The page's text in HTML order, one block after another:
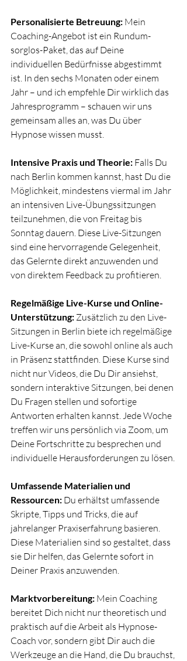
Personalisierte Betreuung: Mein
Coaching-Angebot ist ein Rundum-
sorglos-Paket, das auf Deine
individuellen Bedürfnisse abgestimmt
ist. In den sechs Monaten oder einem
Jahr – und ich empfehle Dir wirklich das
Jahresprogramm – schauen wir uns
gemeinsam alles an, was Du über
Hypnose wissen musst.
Intensive Praxis und Theorie: Falls Du
nach Berlin kommen kannst, hast Du die
Möglichkeit, mindestens viermal im Jahr
an intensiven Live-Übungssitzungen
teilzunehmen, die von Freitag bis
Sonntag dauern. Diese Live-Sitzungen
sind eine hervorragende Gelegenheit,
das Gelernte direkt anzuwenden und
von direktem Feedback zu profitieren.
Regelmäßige Live-Kurse und Online-
Unterstützung: Zusätzlich zu den Live-
Sitzungen in Berlin biete ich regelmäßige
Live-Kurse an, die sowohl online als auch
in Präsenz stattfinden. Diese Kurse sind
nicht nur Videos, die Du Dir ansiehst,
sondern interaktive Sitzungen, bei denen
Du Fragen stellen und sofortige
Antworten erhalten kannst. Jede Woche
treffen wir uns persönlich via Zoom, um
Deine Fortschritte zu besprechen und
individuelle Herausforderungen zu lösen.
Umfassende Materialien und
Ressourcen: Du erhältst umfassende
Skripte, Tipps und Tricks, die auf
jahrelanger Praxiserfahrung basieren.
Diese Materialien sind so gestaltet, dass
sie Dir helfen, das Gelernte sofort in
Deiner Praxis anzuwenden.
Marktvorbereitung: Mein Coaching
bereitet Dich nicht nur theoretisch und
praktisch auf die Arbeit als Hypnose-
Coach vor, sondern gibt Dir auch die
Werkzeuge an die Hand, die Du brauchst,